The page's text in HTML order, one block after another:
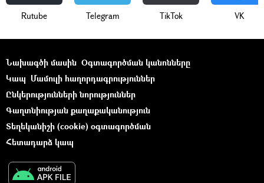
Rutube Telegram ТikТоk VK
Նախագծի մասին Օգտագործման կանոնները
Կապ Մամուլի հաղորդագրություններ
Ընկերությունների նորություններ
Գաղտնիության քաղաքականություն
Տեղեկանիշի (cookie) օգտագործման
Հետադարձ կապ